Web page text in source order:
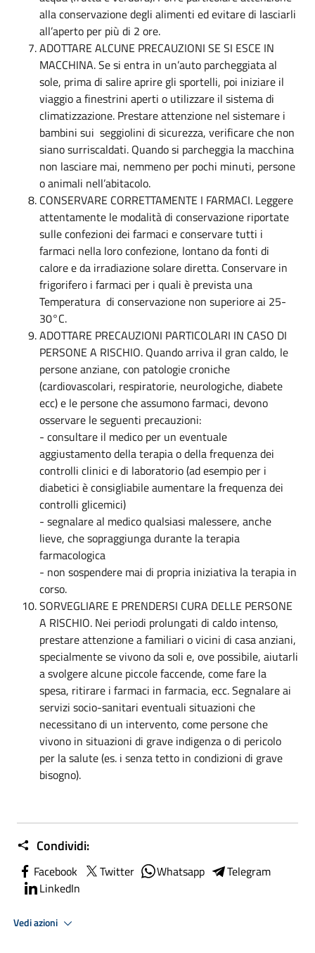
alla conservazione degli alimenti ed evitare di lasciarli
all’aperto per più di 2 ore.
ADOTTARE ALCUNE PRECAUZIONI SE SI ESCE IN
MACCHINA. Se si entra in un’auto parcheggiata al
sole, prima di salire aprire gli sportelli, poi iniziare il
viaggio a finestrini aperti o utilizzare il sistema di
climatizzazione. Prestare attenzione nel sistemare i
bambini sui seggiolini di sicurezza, verificare che non
siano surriscaldati. Quando si parcheggia la macchina
non lasciare mai, nemmeno per pochi minuti, persone
o animali nell’abitacolo.
CONSERVARE CORRETTAMENTE I FARMACI. Leggere
attentamente le modalità di conservazione riportate
sulle confezioni dei farmaci e conservare tutti i
farmaci nella loro confezione, lontano da fonti di
calore e da irradiazione solare diretta. Conservare in
frigorifero i farmaci per i quali è prevista una
Temperatura di conservazione non superiore ai 25-
30°C.
ADOTTARE PRECAUZIONI PARTICOLARI IN CASO DI
PERSONE A RISCHIO. Quando arriva il gran caldo, le
persone anziane, con patologie croniche
(cardiovascolari, respiratorie, neurologiche, diabete
ecc) e le persone che assumono farmaci, devono
osservare le seguenti precauzioni:
- consultare il medico per un eventuale
aggiustamento della terapia o della frequenza dei
controlli clinici e di laboratorio (ad esempio per i
diabetici è consigliabile aumentare la frequenza dei
controlli glicemici)
- segnalare al medico qualsiasi malessere, anche
lieve, che sopraggiunga durante la terapia
farmacologica
- non sospendere mai di propria iniziativa la terapia in
corso.
SORVEGLIARE E PRENDERSI CURA DELLE PERSONE
A RISCHIO. Nei periodi prolungati di caldo intenso,
prestare attenzione a familiari o vicini di casa anziani,
specialmente se vivono da soli e, ove possibile, aiutarli
a svolgere alcune piccole faccende, come fare la
spesa, ritirare i farmaci in farmacia, ecc. Segnalare ai
servizi socio-sanitari eventuali situazioni che
necessitano di un intervento, come persone che
vivono in situazioni di grave indigenza o di pericolo
per la salute (es. i senza tetto in condizioni di grave
bisogno).
Condividi:
Facebook Twitter Whatsapp
Telegram
LinkedIn
Vedi azioni